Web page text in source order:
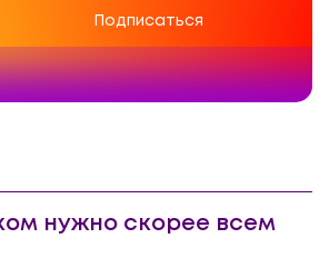
Подписаться
нужно скорее всем